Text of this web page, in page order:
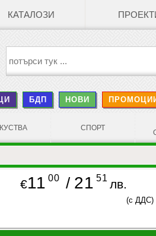
КАТАЛОЗИ
БДП НОВИ
СПОРТ
€11 00 / 21 51 лв.
(с ДДС)